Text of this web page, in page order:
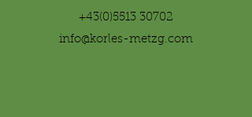
+43(0)5513 30702
info@korles-metzg.com